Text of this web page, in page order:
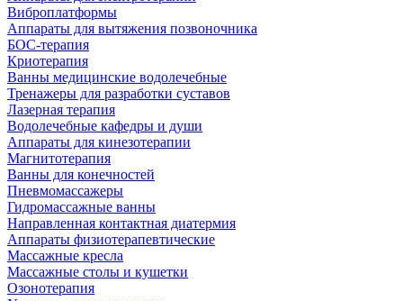
Виброплатформы
Аппараты для вытяжения позвоночника
БОС-терапия
Криотерапия
Ванны медицинские водолечебные
Тренажеры для разработки суставов
Лазерная терапия
Водолечебные кафедры и души
Аппараты для кинезотерапии
Магнитотерапия
Ванны для конечностей
Пневмомассажеры
Гидромассажные ванны
Направленная контактная диатермия
Аппараты физиотерапевтические
Массажные кресла
Массажные столы и кушетки
Озонотерапия